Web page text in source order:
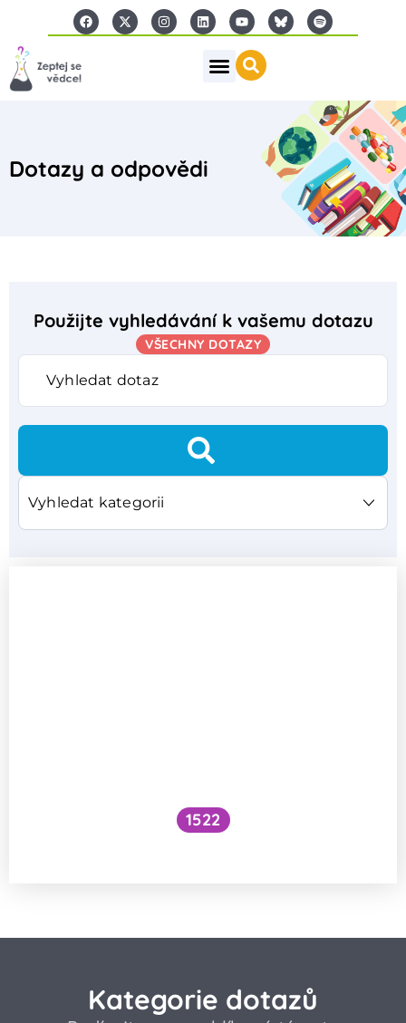
Dotazy a odpovědi
Použijte vyhledávání k vašemu dotazu
VŠECHNY DOTAZY
1522
Kategorie dotazů